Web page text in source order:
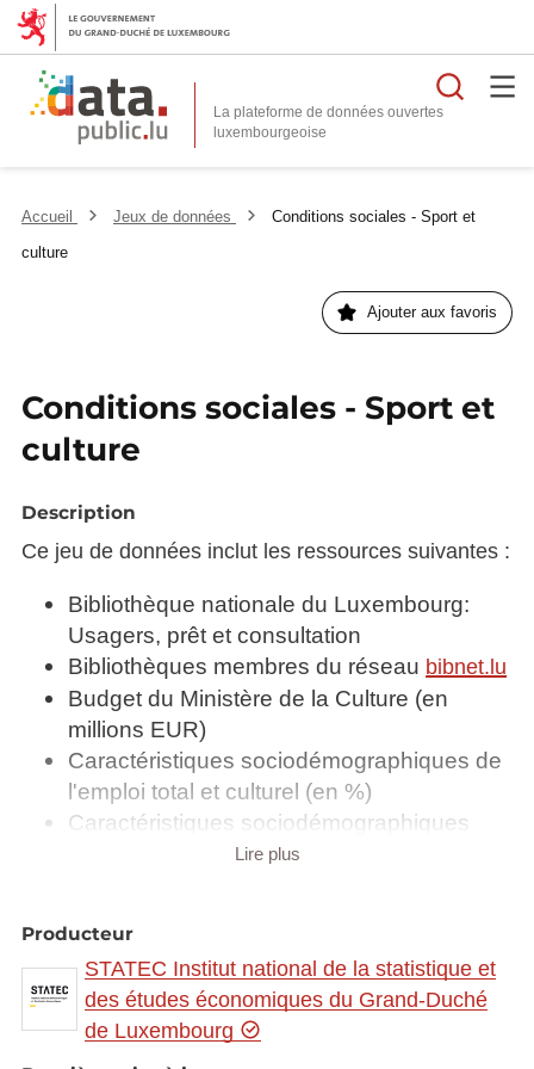
La plateforme de données ouvertes
Accueil Jeux de données
Conditions sociales - Sport et
culture
Ajouter aux favoris
Conditions sociales - Sport et
culture
Description
Ce jeu de données inclut les ressources suivantes :
Bibliothèque nationale du Luxembourg:
Usagers, prêt et consultation
Bibliothèques membres du réseau bibnet.lu
Budget du Ministère de la Culture (en
millions EUR)
Caractéristiques sociodémographiques de
l'emploi total et culturel (en %)
Caractéristiques sociodémographiques
des activités culturelles et des professions
le sport (en 1 000 EUR)
Emplois dans les institutions culturelles
Examens médico-sportifs
Fonds de la Bibliothèque nationale du
Lire plus
Producteur
STATEC Institut national de la statistique et
des études économiques du Grand-Duché
de Luxembourg